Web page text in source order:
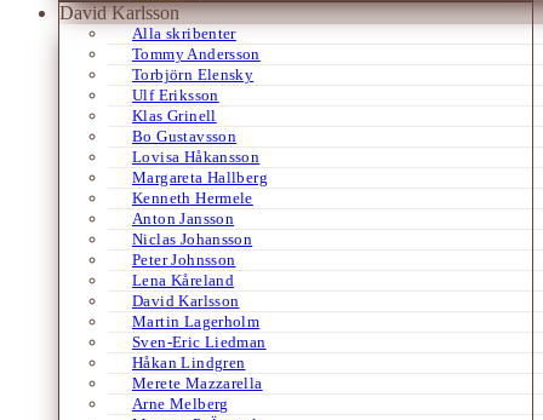
David Karlsson
Alla skribenter
Tommy Andersson
Torbjörn Elensky
Ulf Eriksson
Klas Grinell
Bo Gustavsson
Lovisa Håkansson
Margareta Hallberg
Kenneth Hermele
Anton Jansson
Niclas Johansson
Peter Johnsson
Lena Kåreland
David Karlsson
Martin Lagerholm
Sven-Eric Liedman
Håkan Lindgren
Merete Mazzarella
Arne Melberg